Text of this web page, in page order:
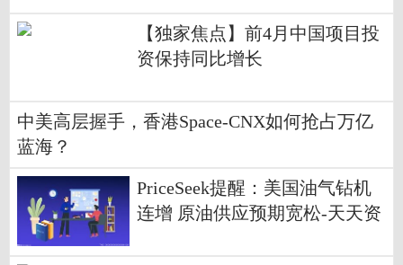
【独家焦点】前4月中国项目投
资保持同比增长
中美高层握手，香港Space-CNX如何抢占万亿
蓝海？
PriceSeek提醒：美国油气钻机
连增 原油供应预期宽松-天天资